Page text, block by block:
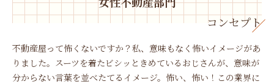
コンセプト
不動産屋って怖くないですか？ 私、意味もなく怖いイメージがあ
りました。 スーツを着たビシッときめているおじさんが、意味が
分からない言葉を並べたてるイメージ。怖い、怖い！ この業界に